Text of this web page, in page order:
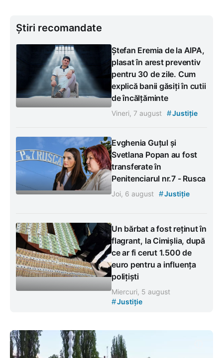
Știri recomandate
Ștefan Eremia de la AIPA,
plasat în arest preventiv
pentru 30 de zile. Cum
explică banii găsiți în cutii
de încălțăminte
Vineri, 7 august #Justiție
Evghenia Guțul și
Svetlana Popan au fost
transferate în
Penitenciarul nr.7 - Rusca
Joi, 6 august #Justiție
Un bărbat a fost reținut în
flagrant, la Cimișlia, după
ce ar fi cerut 1.500 de
euro pentru a influența
polițiști
Miercuri, 5 august
#Justiție